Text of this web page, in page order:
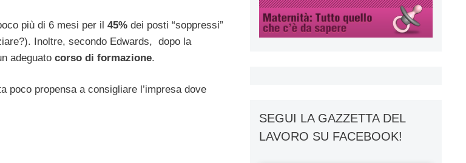
più di 6 mesi per il 45% dei posti “soppressi”
Inoltre, secondo Edwards, dopo la
adeguato corso di formazione.
poco propensa a consigliare l’impresa dove
SEGUI LA GAZZETTA DEL
LAVORO SU FACEBOOK!